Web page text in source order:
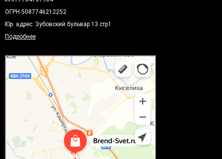
ОГРН 5087746212252
Юр. адрес: Зубовский бульвар 13 стр1
Подробнее